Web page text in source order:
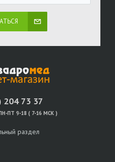
204 73 37
ПТ 9-18 ( 7-16 МСК )
раздел